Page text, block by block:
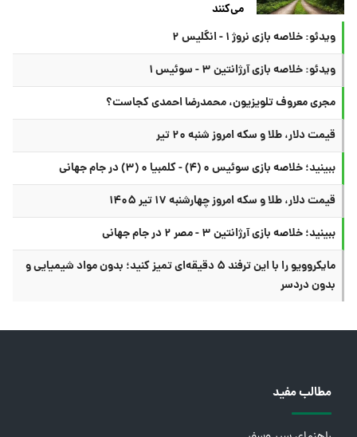
می‌کنند
ویدئو: خلاصه بازی نروژ ۱ - انگلیس ۲
ویدئو: خلاصه بازی آرژانتین ۳ - سوئیس ۱
مجری معروف تلویزیون، محمدرضا احمدی کجاست؟
قیمت دلار، طلا و سکه امروز شنبه ۲۰ تیر
ببینید؛ خلاصه بازی سوئیس ۰ (۴) - کلمبیا ۰ (۳) در جام جهانی
قیمت دلار، طلا و سکه امروز چهارشنبه ۱۷ تیر ۱۴۰۵
ببینید؛ خلاصه بازی آرژانتین ۳ - مصر ۲ در جام جهانی
مایکروویو را با این ترفند ۵ دقیقه‌ای تمیز کنید؛ بدون مواد شیمیایی و
بدون دردسر
مطالب مفید